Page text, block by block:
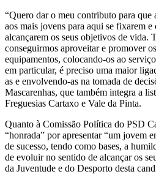
“Quero dar o meu contributo para que
aos mais jovens para aqui se fixarem e
alcançarem os seus objetivos de vida.
conseguirmos aproveitar e promover
equipamentos, colocando-os ao
em particular, é preciso uma maior
as e envolvendo-as na tomada de
Mascarenhas, que também integra a
Freguesias Cartaxo e Vale da Pinta.
Quanto à Comissão Política do PSD
“honrada” por apresentar “um jovem
de sucesso, tendo como bases, a
de evoluir no sentido de alcançar os
da Juventude e do Desporto desta